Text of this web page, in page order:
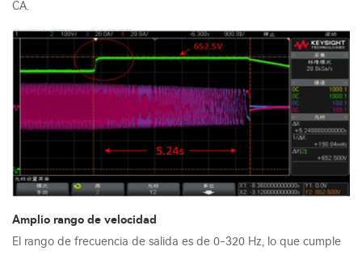
CA.
Amplio rango de velocidad
El rango de frecuencia de salida es de 0-320 Hz, lo que cumple